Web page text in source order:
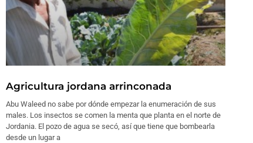
Agricultura jordana arrinconada
Abu Waleed no sabe por dónde empezar la enumeración de sus
males. Los insectos se comen la menta que planta en el norte de
Jordania. El pozo de agua se secó, así que tiene que bombearla
desde un lugar a